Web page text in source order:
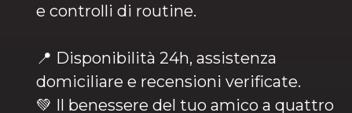
e controlli di routine.
📍 Disponibilità 24h, assistenza
domiciliare e recensioni verificate.
💚 Il benessere del tuo amico a quattro